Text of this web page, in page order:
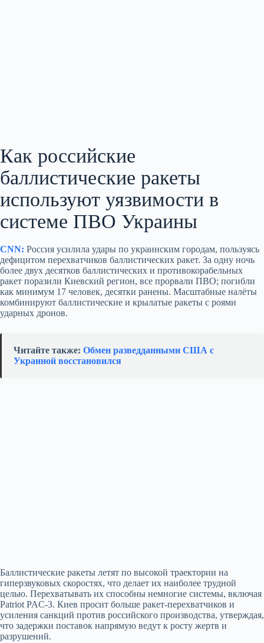
Как российские
баллистические ракеты
используют уязвимости в
системе ПВО Украины
CNN: Россия усилила удары по украинским городам, пользуясь
дефицитом перехватчиков баллистических ракет. За одну ночь
более двух десятков баллистических и противокорабельных
ракет поразили Киевский регион, все прорвали ПВО; погибли
как минимум 17 человек, десятки ранены. Масштабные налёты
комбинируют баллистические и крылатые ракеты с роями
ударных дронов.
Читайте также: Обмен разведданными США с
Украиной восстановился
Баллистические ракеты летят по высокой траектории на
гиперзвуковых скоростях, что делает их наиболее трудной
целью. Перехватывать их способны немногие системы, включая
Patriot PAC‑3. Киев просит больше ракет‑перехватчиков и
усиления санкций против российского производства, утверждая,
что задержки поставок напрямую ведут к росту жертв и
разрушений.